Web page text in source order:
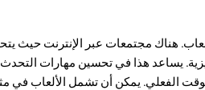
هناك مجتمعات عبر الإنترنت حيث
يساعد هذا في تحسين مهارات
الفعلي. يمكن أن تشمل الألعاب في